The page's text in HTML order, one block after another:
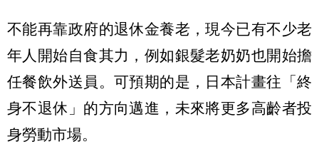
不能再靠政府的退休金養老，現今已有不少老
年人開始自食其力，例如銀髮老奶奶也開始擔
任餐飲外送員。可預期的是，日本計畫往「終
身不退休」的方向邁進，未來將更多高齡者投
身勞動市場。